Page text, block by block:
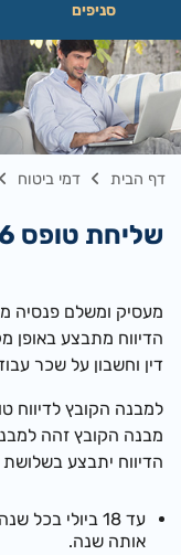
סניפים
דף הבית דמי ביטוח
שליחת טופס 126 חציוני
מעסיק ומשלם פנסיה
הדיווח מתבצע באופן
דין וחשבון על
מבנה הקובץ זהה
הדיווח יתבצע בשלושת
עד 18 ביולי בכל
אותה שנה.